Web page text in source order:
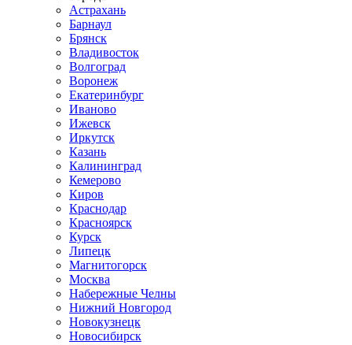
Астрахань
Барнаул
Брянск
Владивосток
Волгоград
Воронеж
Екатеринбург
Иваново
Ижевск
Иркутск
Казань
Калининград
Кемерово
Киров
Краснодар
Красноярск
Курск
Липецк
Магнитогорск
Москва
Набережные Челны
Нижний Новгород
Новокузнецк
Новосибирск